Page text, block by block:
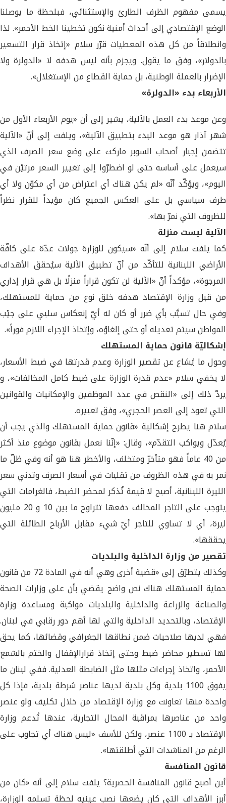
يسمى مفهوم الظرف الطارئ والإستثنائي، فبلحظة ما يوصلنا
الوضع الإقتصادي إلى أحداث أمنية نكون تخطينا الخط الأحمر». لذا
وانطلاقاً من كل هذه المعطيات قرّر سلام «إتخاذ قرار التسعير
بالدولار»، وفق ما يقول. ويجزم بأنه ليس هدفه لا «الدولرة ولا
الإضرار بالعملة الوطنية، بل حماية القطاع من الإستغلال».
الأربعاء بدء «الدولرة»
وعن موعد بدء العمل بالآلية، يشير إلى أن «يوم الأربعاء الأول من
شهر آذار هو موعد البدء بتطبيق الآلية»، ويلفت إلى أنّ «الآلية
تتضمن إجبار أصحاب السوبر ماركت على وضع سعر الصرف الذي
سيعمل على أساسه حتى لو اضطرّوا إلى تغيير السعر مرتيْن في
اليوم»، ويؤكّد أنّه «لم يكن هناك أي اعتراض من أي مكوّن ولا أي
طرف سياسي بل على العكس الجميع كان مؤيداً للقرار نظراً
للظروف التي نمرّ بها».
الآلية ليست منزلة
كما يلفت سلام إلى أنّه «سيكون للوزارة جولات عدّة على كافّة
الأراضي اللبنانية للتأكّد من أنّ تطبيق الآلية سيُحقق الأهداف
المرجوة»، مؤكداً أنّ «الآلية لن تكون قراراً منزلًا بل هي قرار إداري
من قبل وزارة الإقتصاد هدفه خلق نوع من حماية للمستهلك،
وفي حال تسبَّب بأي ضرر أو كان له أيّ إنعكاس سلبي على جيْب
المواطن سيتم تعديله أو حتى إلغاؤه، وإتخاذ الإجراء اللازم فوراً».
إشكاليّة قانون حماية المستهلك
وحول ما يُشاع عن تقصير الوزارة وعدم قدرتها في ضبط الأسعار،
لا يخفي سلام «عدم قدرة الوزارة على ضبط كامل المخالفات»، و
يردّ ذلك إلى «النقص في عدد الموظفين والإمكانيات والقوانين
التي تعود إلى العصر الحجري»، وفق تعبيره.
سلام هنا يطرح إشكالية «قانون حماية المستهلك والذي يجب أن
يُعدّل ويواكب التقدّم»، وقال: «إنّنا نعمل بقانون موضوع منذ أكثر
من 40 عاماً فهو متأخرّ ومتخلف، والأخطر هنا هو أنه وفي ظلّ ما
نمر به في هذه الظروف من تقلبات في أسعار الصرف وتدني سعر
الليرة اللبنانية، أصبح لا قيمة تُذكر لمحضر الضبط، فالغرامات التي
يتوجب على التاجر المخالف دفعها تتراوح ما بين 10 و 20 مليون
ليرة، أي لا تساوي للتاجر أيّ شيء مقابل الأرباح الطائلة التي
يحققها».
تقصير من وزارة الداخلية والبلديات
وكذلك يتطرّق إلى «قضية أخرى وهي أنه في المادة 72 من قانون
حماية المستهلك هناك نص واضح يقضي بأن على وزارات الصحة
والصناعة والزراعة والداخلية والبلديات مواكبة ومساعدة وزارة
الإقتصاد، وبالتحديد الداخلية والتي لها أهم دور رقابي في لبنان.
فهي لديها صلاحيات ضمن نطاقها الجغرافي وقضائها، كما يحق
لها تسطير محاضر ضبط وحتى إتخاذ قرارالإقفال والختم بالشمع
الأحمر، واتخاذ إجراءات مثلها مثل الضابطة العدلية. ففي لبنان ما
يفوق 1100 بلدية وكل بلدية لديها عناصر شرطة بلدية، فإذا كل
واحدة منها تعاونت مع وزارة الإقتصاد من خلال تكليف ولو عنصر
واحد من عناصرها بمراقبة المحال التجارية، عندها تُدعم وزارة
الإقتصاد بـ 1100 عنصر، ولكن للأسف «ليس هناك أي تجاوب على
الرغم من المناشدات التي أطلقتها».
قانون المنافسة
أين أصبح قانون المنافسة الحصرية؟ يلفت سلام إلى أنه «كان من
أبرز الأهداف التي كان يضعها نصب عينيه لحظة تسلمه الوزارة،